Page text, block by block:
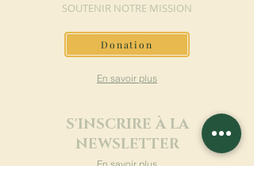
SOUTENIR NOTRE MISSION
Donation
En savoir plus
S'INSCRIRE À LA
NEWSLETTER
En savoir plus